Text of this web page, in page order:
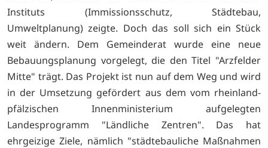
Instituts (Immissionsschutz, Städtebau,
Umweltplanung) zeigte. Doch das soll sich ein Stück
weit ändern. Dem Gemeinderat wurde eine neue
Bebauungsplanung vorgelegt, die den Titel "Arzfelder
Mitte" trägt. Das Projekt ist nun auf dem Weg und wird
in der Umsetzung gefördert aus dem vom rheinland-
pfälzischen Innenministerium aufgelegten
Landesprogramm "Ländliche Zentren". Das hat
ehrgeizige Ziele, nämlich "städtebauliche Maßnahmen